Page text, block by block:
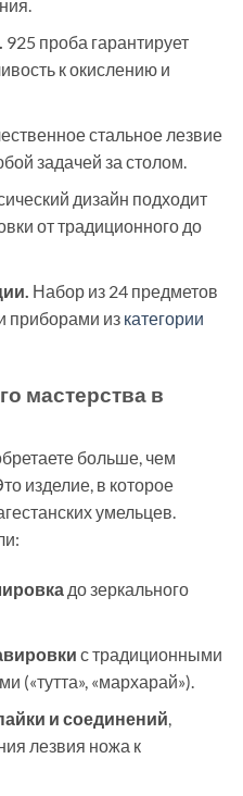
925 проба гарантирует
к окислению и
стальное лезвие
задачей за столом.
дизайн подходит
от традиционного до
Набор из 24 предметов
приборами из категории
мастерства в
больше, чем
изделие, в которое
умельцев.
до зеркального
с традиционными
(«тутта», «мархарай»).
и соединений,
лезвия ножа к